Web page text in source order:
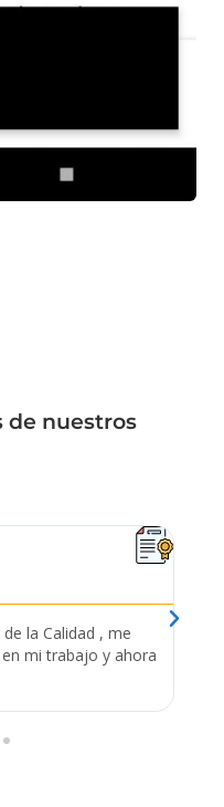
de nuestros
la Calidad , me
mi trabajo y ahora